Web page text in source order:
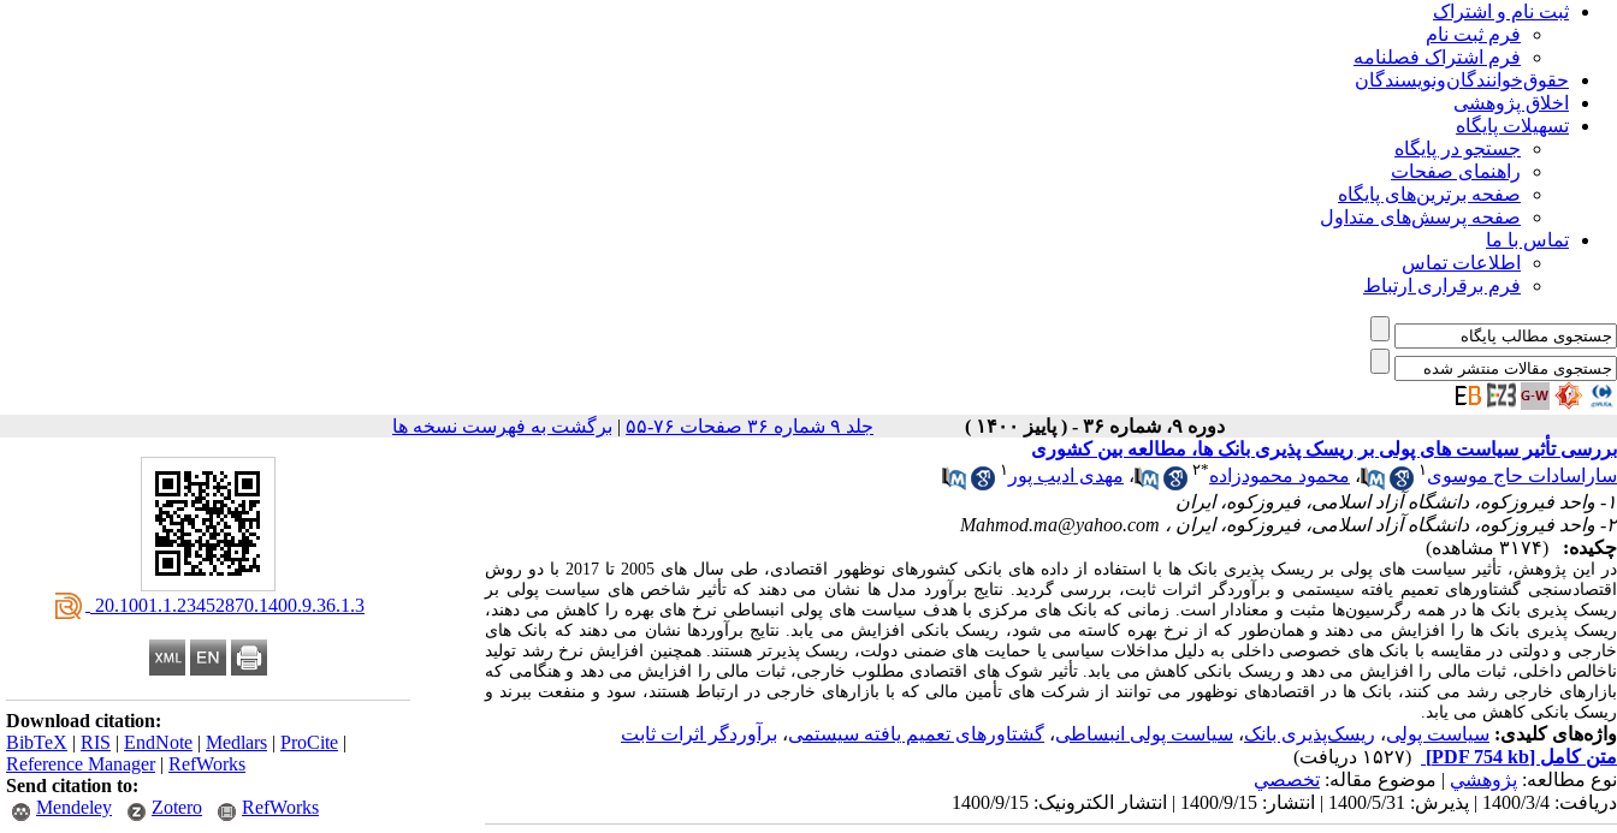
ثبت نام و اشتراک
فرم ثبت نام
فرم اشتراک فصلنامه
حقوق‌خوانندگان‌و‌نویسندگان
اخلاق پژوهشی
تسهیلات پایگاه
جستجو در پایگاه
راهنمای صفحات
صفحه برترین‌های پایگاه
صفحه پرسش‌های متداول
تماس با ما
اطلاعات تماس
فرم برقراری ارتباط
دوره ۹، شماره ۳۶ - ( پاییز ۱۴۰۰ ) جلد ۹ شماره ۳۶ صفحات ۷۶-۵۵ | برگشت به فهرست نسخه ها
‎ 20.1001.1.23452870.1400.9.36.1.3
Download citation:
BibTeX | RIS | EndNote | Medlars | ProCite |
Reference Manager| RefWorks
Send citation to:
Mendeley
Zotero RefWorks
بررسی تأثیر سیاست های پولی بر ریسک پذیری بانک ها، مطالعه بین کشوری
ساراسادات حاج موسوی ۱ ، محمود محمودزاده*۲ ، مهدی ادیب پور ۱
۱- واحد فیروزکوه، دانشگاه آزاد اسلامی، فیروزکوه، ایران
۲- واحد فیروزکوه، دانشگاه آزاد اسلامی، فیروزکوه، ایران ،
Mahmod.ma@yahoo.com
چکیده:
(۳۱۷۴ مشاهده)
در این پژوهش، تأثیر سیاست‌ های پولی بر ریسک پذیری بانک ‌ها با استفاده از داده ‌های بانکی کشورهای نوظهور اقتصادی، طی سال
های 2005 تا 2017 با دو روش
اقتصادسنجی گشتاورهای تعمیم یافته سیستمی و برآوردگر اثرات ثابت، بررسی گردید. نتایج برآورد مدل ‌ها نشان می ‌دهند که تأثیر شاخص‌ های سیاست پولی بر
ریسک ‌پذیری بانک ‌ها در همه رگرسیون‌ها مثبت و معنادار است. زمانی ‌که بانک ‌های مرکزی با هدف سیاست ‌های پولی انبساطی نرخ‌ های بهره را کاهش می‌ دهند،
ریسک‌ پذیری بانک‌ ها را افزایش می ‌دهند و همانطور که از نرخ بهره کاسته می ‌شود، ریسک بانکی افزایش می ‌یابد. نتایج برآوردها نشان می ‌دهند که بانک ‌های
خارجی و دولتی در مقایسه با بانک ‌های خصوصی داخلی به دلیل مداخلات سیاسی یا حمایت ‌های ضمنی دولت، ریسک پذیرتر هستند. همچنین افزایش نرخ رشد تولید
ناخالص داخلی، ثبات مالی را افزایش می ‌دهد و ریسک بانکی کاهش می ‌یابد. تأثیر شوک های اقتصادی مطلوب خارجی، ثبات مالی را افزایش می ‌دهد و هنگامی که
بازارهای خارجی رشد می ‌کنند، بانک ‌ها در اقتصادهای نوظهور می ‌توانند از شرکت ‌های تأمین مالی که با بازارهای خارجی در ارتباط هستند، سود و منفعت ببرند و
ریسک بانکی کاهش می ‌یابد.
واژه‌های کلیدی: سیاست پولی، ریسک‌پذیری بانک، سیاست پولی انبساطی، گشتاورهای تعمیم یافته سیستمی، برآوردگر اثرات ثابت
متن کامل [PDF 754 kb]
(۱۵۲۷ دریافت)
نوع مطالعه: پژوهشي | موضوع مقاله: تخصصي
دریافت: 1400/3/4 | پذیرش: 1400/5/31 | انتشار: 1400/9/15 | انتشار الکترونیک: 1400/9/15